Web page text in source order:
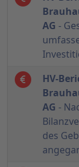
AG -
HV-
AG -
des